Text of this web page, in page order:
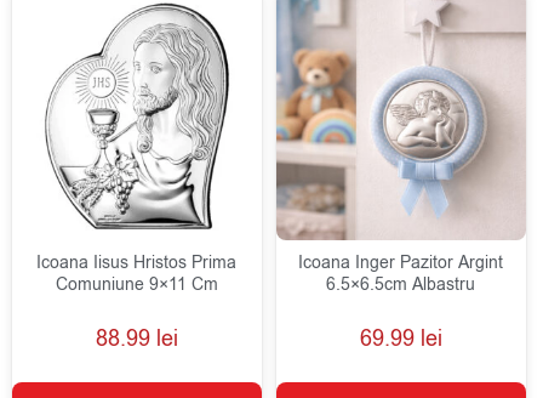
Icoana Iisus Hristos Prima
Comuniune 9×11 Cm
88.99 lei
Icoana Inger Pazitor Argint
6.5×6.5cm Albastru
69.99 lei